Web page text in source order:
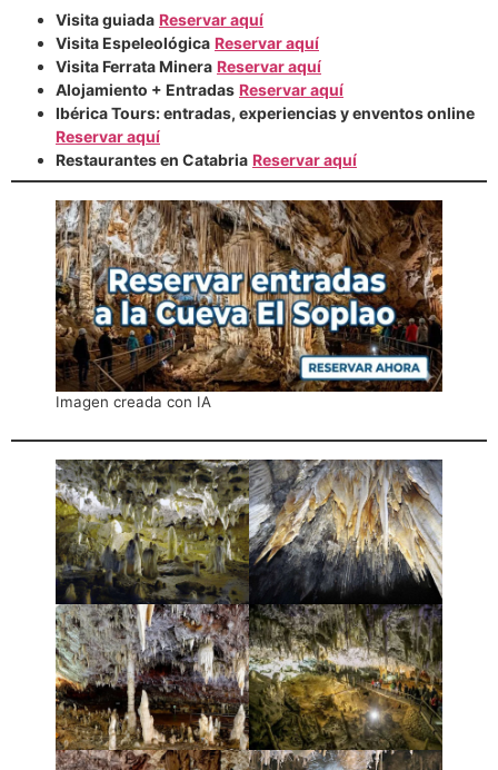
Visita guiada Reservar aquí
Visita Espeleológica Reservar aquí
Visita Ferrata Minera Reservar aquí
Alojamiento + Entradas Reservar aquí
Ibérica Tours: entradas, experiencias y enventos online
Reservar aquí
Restaurantes en Catabria Reservar aquí
Imagen creada con IA